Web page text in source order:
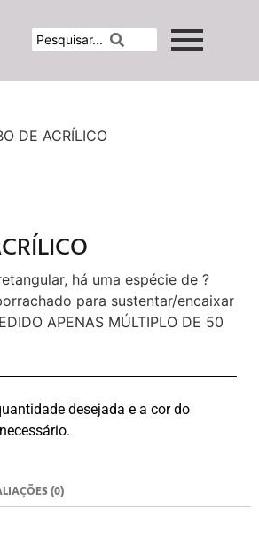
DE ACRÍLICO
há uma espécie de ?
para sustentar/encaixar
APENAS MÚLTIPLO DE 50
desejada e a cor do
(0)